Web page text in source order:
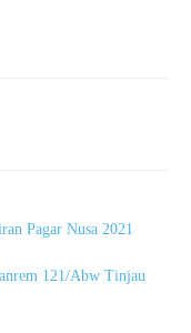
Pagar Nusa 2021
121/Abw Tinjau